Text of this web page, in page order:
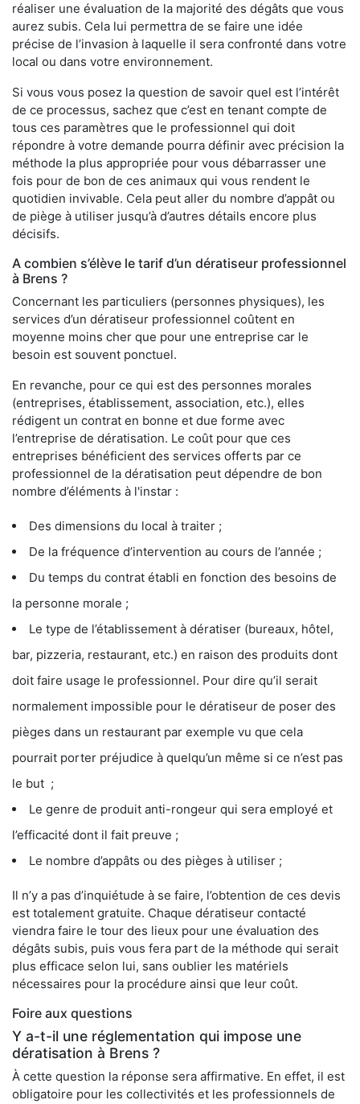
réaliser une évaluation de la majorité des dégâts que vous
aurez subis. Cela lui permettra de se faire une idée
précise de l’invasion à laquelle il sera confronté dans votre
local ou dans votre environnement.
Si vous vous posez la question de savoir quel est l’intérêt
de ce processus, sachez que c’est en tenant compte de
tous ces paramètres que le professionnel qui doit
répondre à votre demande pourra définir avec précision la
méthode la plus appropriée pour vous débarrasser une
fois pour de bon de ces animaux qui vous rendent le
quotidien invivable. Cela peut aller du nombre d’appât ou
de piège à utiliser jusqu’à d’autres détails encore plus
décisifs.
A combien s’élève le tarif d’un dératiseur professionnel
à Brens ?
Concernant les particuliers (personnes physiques), les
services d’un dératiseur professionnel coûtent en
moyenne moins cher que pour une entreprise car le
besoin est souvent ponctuel.
En revanche, pour ce qui est des personnes morales
(entreprises, établissement, association, etc.), elles
rédigent un contrat en bonne et due forme avec
l’entreprise de dératisation. Le coût pour que ces
entreprises bénéficient des services offerts par ce
professionnel de la dératisation peut dépendre de bon
nombre d’éléments à l'instar :
Des dimensions du local à traiter ;
De la fréquence d’intervention au cours de l’année ;
Du temps du contrat établi en fonction des besoins de
la personne morale ;
Le type de l’établissement à dératiser (bureaux, hôtel,
bar, pizzeria, restaurant, etc.) en raison des produits dont
doit faire usage le professionnel. Pour dire qu’il serait
normalement impossible pour le dératiseur de poser des
pièges dans un restaurant par exemple vu que cela
pourrait porter préjudice à quelqu’un même si ce n’est pas
le but ;
Le genre de produit anti-rongeur qui sera employé et
l’efficacité dont il fait preuve ;
Le nombre d’appâts ou des pièges à utiliser ;
Il n’y a pas d’inquiétude à se faire, l’obtention de ces devis
est totalement gratuite. Chaque dératiseur contacté
viendra faire le tour des lieux pour une évaluation des
dégâts subis, puis vous fera part de la méthode qui serait
plus efficace selon lui, sans oublier les matériels
nécessaires pour la procédure ainsi que leur coût.
Foire aux questions
Y a-t-il une réglementation qui impose une
dératisation à Brens ?
À cette question la réponse sera affirmative. En effet, il est
obligatoire pour les collectivités et les professionnels de